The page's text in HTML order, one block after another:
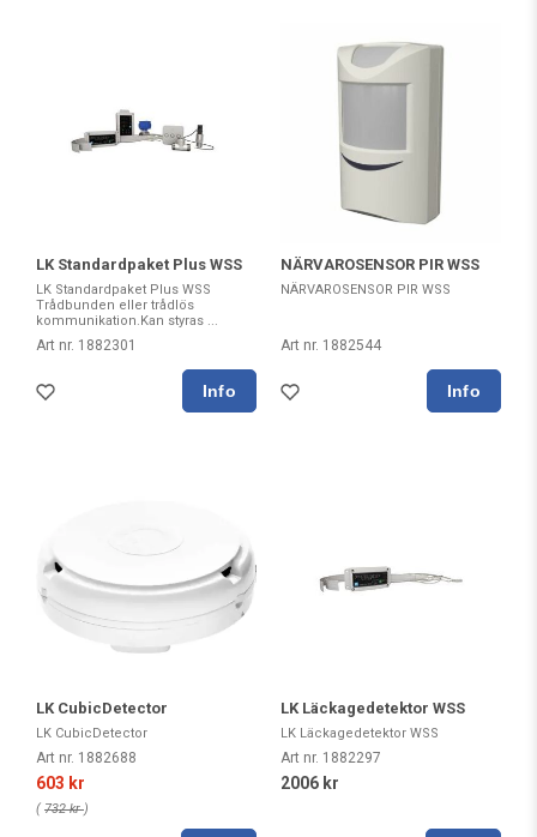
LK Standardpaket Plus WSS
LK Standardpaket Plus WSS
Trådbunden eller trådlös
kommunikation.Kan styras ...
Art nr. 1882301
NÄRVAROSENSOR PIR WSS
NÄRVAROSENSOR PIR WSS
Art nr. 1882544
LK CubicDetector
LK CubicDetector
Art nr. 1882688
603 kr
( 732 kr)
LK Läckagedetektor WSS
LK Läckagedetektor WSS
Art nr. 1882297
2006 kr